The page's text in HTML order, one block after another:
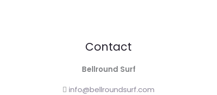
Contact
Bellround Surf
info@bellroundsurf.com